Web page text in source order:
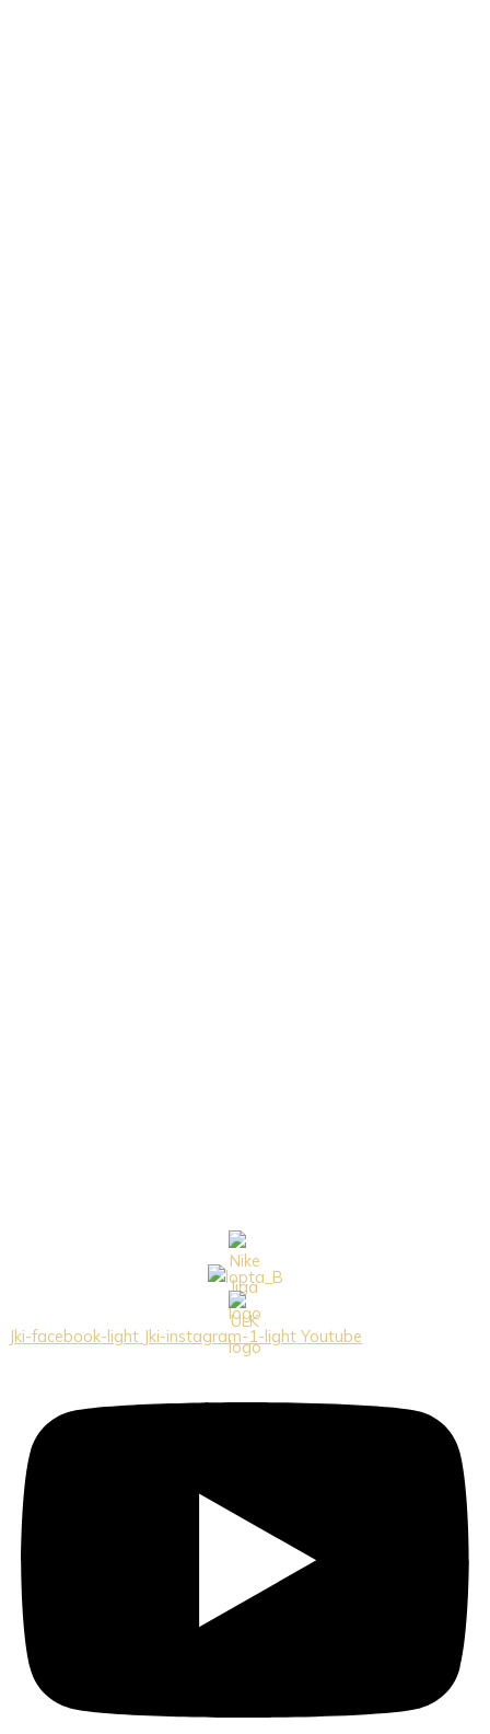
Jki-facebook-light Jki-instagram-1-light Youtube